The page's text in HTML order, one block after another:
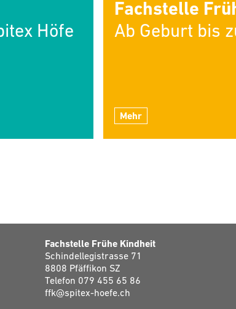
Höfe
Fachstelle
Ab Geburt bis
Mehr
Fachstelle Frühe Kindheit
Schindellegistrasse 71
8808 Pfäffikon SZ
Telefon 079 455 65 86
ffk@spitex-hoefe.ch